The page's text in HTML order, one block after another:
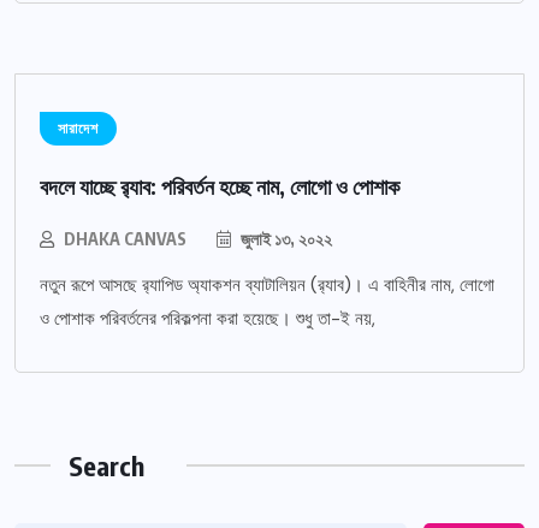
সারাদেশ
বদলে যাচ্ছে র‌্যাব: পরিবর্তন হচ্ছে নাম, লোগো ও পোশাক
DHAKA CANVAS জুলাই ১৩, ২০২২
নতুন রূপে আসছে র‌্যাপিড অ্যাকশন ব্যাটালিয়ন (র‌্যাব)। এ বাহিনীর নাম, লোগো
ও পোশাক পরিবর্তনের পরিকল্পনা করা হয়েছে। শুধু তা-ই নয়,
Search